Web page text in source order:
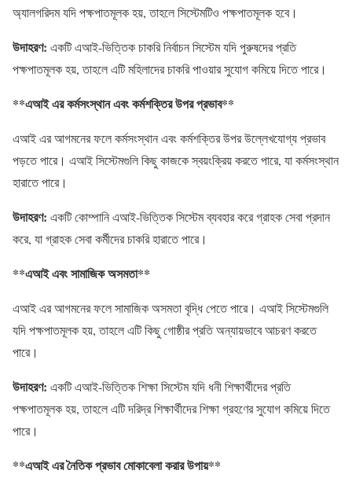
অ্যালগরিদম যদি পক্ষপাতমূলক হয়, তাহলে সিস্টেমটিও পক্ষপাতমূলক হবে।
উদাহরণ: একটি এআই-ভিত্তিক চাকরি নির্বাচন সিস্টেম যদি পুরুষদের প্রতি
পক্ষপাতমূলক হয়, তাহলে এটি মহিলাদের চাকরি পাওয়ার সুযোগ কমিয়ে দিতে পারে।
**এআইএরকর্মসংস্থানএবংকর্মশক্তিরউপরপ্রভাব**
এআই এর আগমনের ফলে কর্মসংস্থান এবং কর্মশক্তির উপর উল্লেখযোগ্য প্রভাব
পড়তে পারে। এআই সিস্টেমগুলি কিছু কাজকে স্বয়ংক্রিয় করতে পারে, যা কর্মসংস্থান
হারাতে পারে।
উদাহরণ: একটি কোম্পানি এআই-ভিত্তিক সিস্টেম ব্যবহার করে গ্রাহক সেবা প্রদান
করে, যা গ্রাহক সেবা কর্মীদের চাকরি হারাতে পারে।
**এআইএবংসামাজিকঅসমতা**
এআই এর আগমনের ফলে সামাজিক অসমতা বৃদ্ধি পেতে পারে। এআই সিস্টেমগুলি
যদি পক্ষপাতমূলক হয়, তাহলে এটি কিছু গোষ্ঠীর প্রতি অন্যায়ভাবে আচরণ করতে
পারে।
উদাহরণ: একটি এআই-ভিত্তিক শিক্ষা সিস্টেম যদি ধনী শিক্ষার্থীদের প্রতি
পক্ষপাতমূলক হয়, তাহলে এটি দরিদ্র শিক্ষার্থীদের শিক্ষা গ্রহণের সুযোগ কমিয়ে দিতে
পারে।
**এআইএরনৈতিকপ্রভাবমোকাবেলাকরারউপায়**